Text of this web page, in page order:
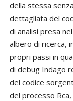
della stessa
dettagliata del
di analisi presa
albero di ricerca,
propri passi in
di debug Indago
del codice
del processo